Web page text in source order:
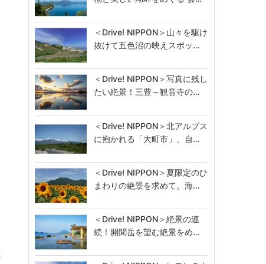
＜Drive! NIPPON＞山々を駆け
抜けて五色沼の映えスポッ…
＜Drive! NIPPON＞写真に残し
たい絶景！三豊～観音寺の…
＜Drive! NIPPON＞北アルプス
に抱かれる「大町市」、自…
＜Drive! NIPPON＞夏限定のひ
まわりの絶景を求めて。海…
＜Drive! NIPPON＞絶景の連
続！開聞岳を望む絶景をめ…